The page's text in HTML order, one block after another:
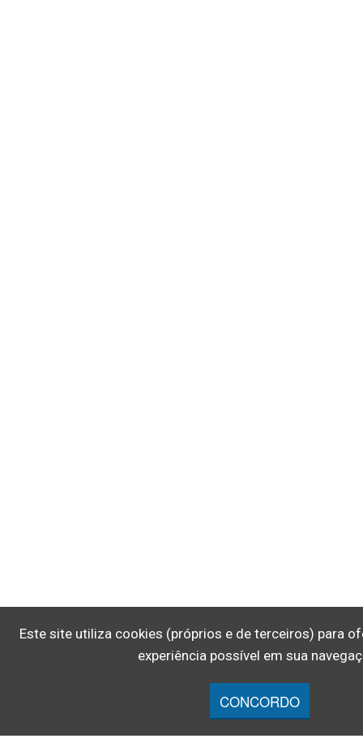
Este site utiliza cookies (próprios e de terceiros) para
experiência possível em sua
CONCORDO